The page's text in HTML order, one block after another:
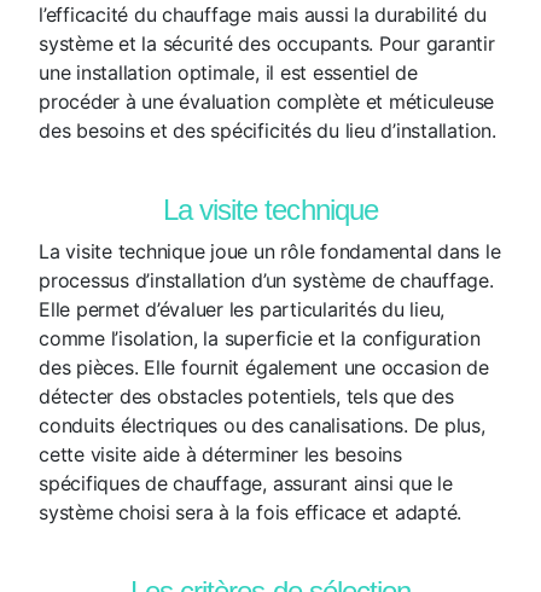
l’efficacité du chauffage mais aussi la durabilité du
système et la sécurité des occupants. Pour garantir
une installation optimale, il est essentiel de
procéder à une évaluation complète et méticuleuse
des besoins et des spécificités du lieu d’installation.
La visite technique
La visite technique joue un rôle fondamental dans le
processus d’installation d’un système de chauffage.
Elle permet d’évaluer les particularités du lieu,
comme l’isolation, la superficie et la configuration
des pièces. Elle fournit également une occasion de
détecter des obstacles potentiels, tels que des
conduits électriques ou des canalisations. De plus,
cette visite aide à déterminer les besoins
spécifiques de chauffage, assurant ainsi que le
système choisi sera à la fois efficace et adapté.